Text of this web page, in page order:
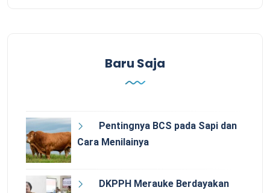
Baru Saja
Pentingnya BCS pada Sapi dan
Cara Menilainya
DKPPH Merauke Berdayakan